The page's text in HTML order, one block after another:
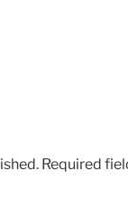
Required